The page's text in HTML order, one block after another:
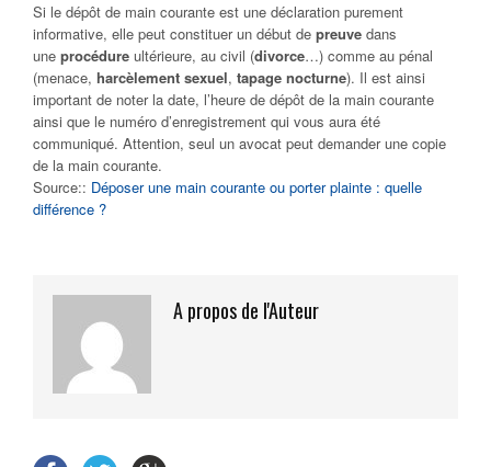
Si le dépôt de main courante est une déclaration purement
informative, elle peut constituer un début de preuve dans
une procédure ultérieure, au civil (divorce…) comme au pénal
(menace, harcèlement sexuel, tapage nocturne). Il est ainsi
important de noter la date, l’heure de dépôt de la main courante
ainsi que le numéro d’enregistrement qui vous aura été
communiqué. Attention, seul un avocat peut demander une copie
de la main courante.
Source:: Déposer une main courante ou porter plainte : quelle
différence ?
A propos de l'Auteur